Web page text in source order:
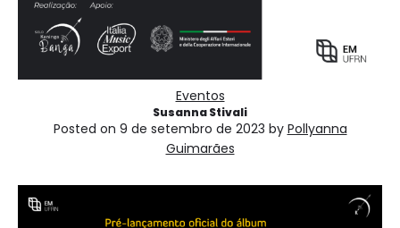
Eventos
Susanna Stivali
Posted on 9 de setembro de 2023 by Pollyanna
Guimarães